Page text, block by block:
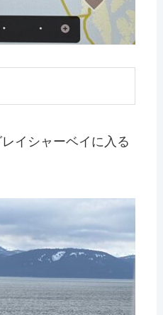
イシャーベイに入る